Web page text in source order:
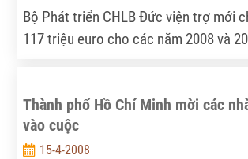
Bộ Phát triển CHLB Đức viện trợ mới
117 triệu euro cho các năm 2008 và
Thành phố Hồ Chí Minh mời các
vào cuộc
15-4-2008